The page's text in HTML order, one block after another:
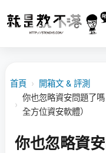
首頁 › 開箱文 & 評測
›
你也忽略資安問題了
全方位資安軟體）
你也忽略資